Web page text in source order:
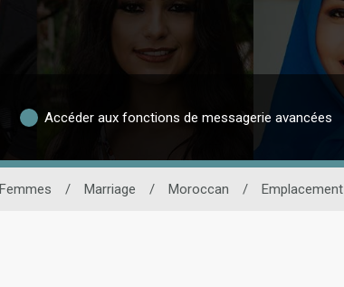
Accéder aux fonctions de messagerie avancées
Femmes / Marriage / Moroccan / Emplacement